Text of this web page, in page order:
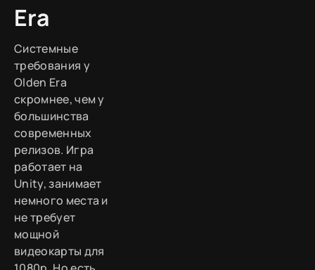
Era
Системные
требования у
Olden Era
скромнее, чем у
большинства
современных
релизов. Игра
работает на
Unity, занимает
немного места и
не требует
мощной
видеокарты для